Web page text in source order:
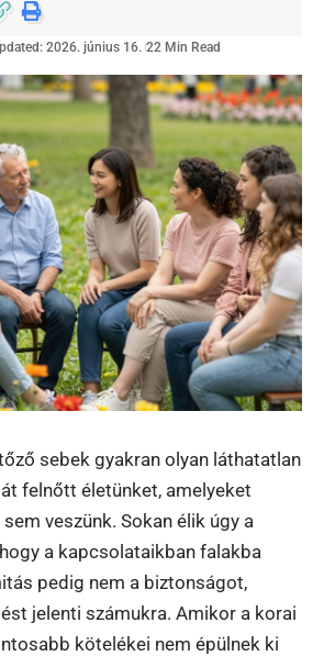
2026. június 16. 22 Min Read
sebek gyakran olyan láthatatlan
felnőtt életünket, amelyeket
veszünk. Sokan élik úgy a
a kapcsolataikban falakba
pedig nem a biztonságot,
jelenti számukra. Amikor a korai
kötelékei nem épülnek ki